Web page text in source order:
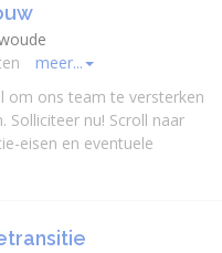
meer...
om ons team te versterken
Solliciteer nu! Scroll naar
eisen en eventuele